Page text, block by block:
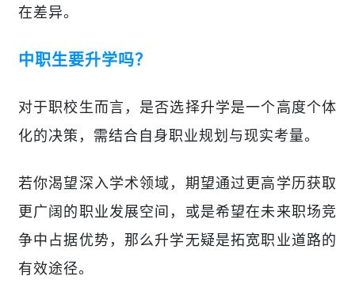
在差异。
中职生要升学吗？
对于职校生而言，是否选择升学是一个高度个体
化的决策，需结合自身职业规划与现实考量。
若你渴望深入学术领域，期望通过更高学历获取
更广阔的职业发展空间，或是希望在未来职场竞
争中占据优势，那么升学无疑是拓宽职业道路的
有效途径。